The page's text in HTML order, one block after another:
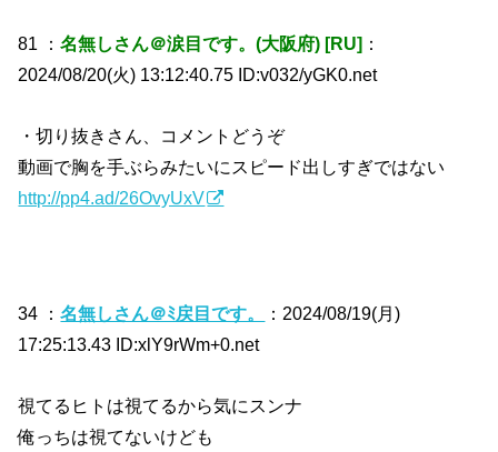
81 ：名無しさん＠涙目です。(大阪府) [RU] ：
2024/08/20(火) 13:12:40.75 ID:v032/yGK0.net
・切り抜きさん、コメントどうぞ
動画で胸を手ぶらみたいにスピード出しすぎではない
http://pp4.ad/26OvyUxV
34 ：名無しさん＠ﾐ戻目です。
：2024/08/19(月)
17:25:13.43 ID:xlY9rWm+0.net
視てるヒトは視てるから気にスンナ
俺っちは視てないけども